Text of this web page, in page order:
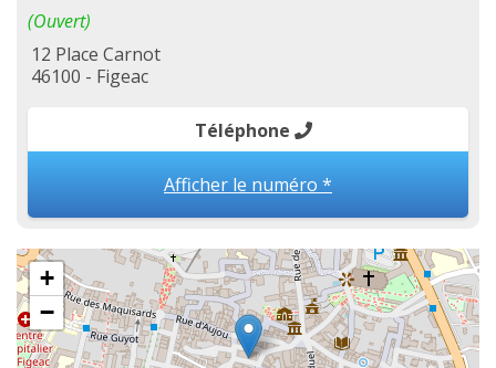
(Ouvert)
12 Place Carnot
46100 - Figeac
Téléphone
Afficher le numéro *
+
−